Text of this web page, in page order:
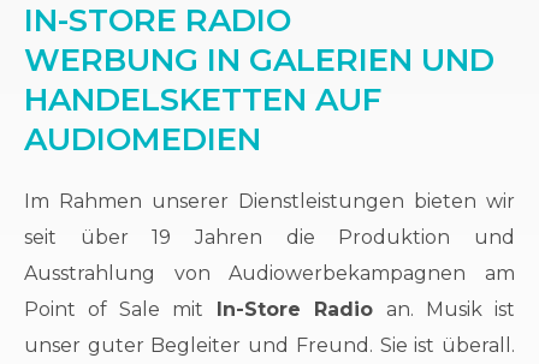
IN-STORE RADIO
WERBUNG IN GALERIEN UND
HANDELSKETTEN AUF
AUDIOMEDIEN
Im Rahmen unserer Dienstleistungen bieten wir
seit über 19 Jahren die Produktion und
Ausstrahlung von Audiowerbekampagnen am
Point of Sale mit In-Store Radio an. Musik ist
unser guter Begleiter und Freund. Sie ist überall.